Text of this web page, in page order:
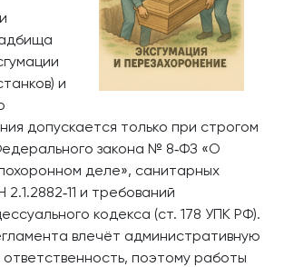
и
допускается только при строгом
закона № 8‑ФЗ «О
деле», санитарных
и требований
кодекса (ст. 178 УПК РФ).
влечёт административную
ответственность, поэтому работы